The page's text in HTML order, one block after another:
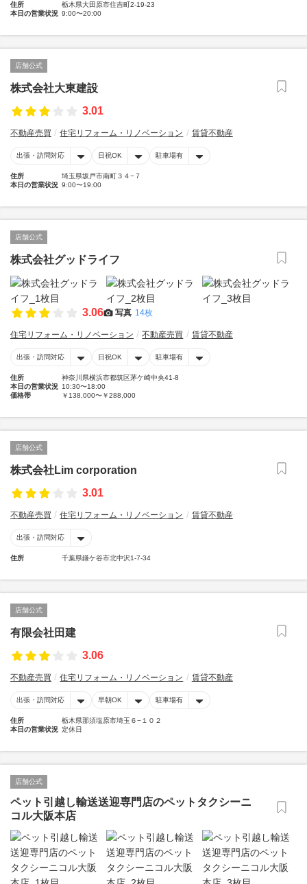
住所
栃木県大田原市住吉町2-19-23
本日の営業状況 9:00〜20:00
店舗公式
株式会社大東建設
3.01
不動産売買 住宅リフォーム・リノベーション 賃貸不動産
出張・訪問対応 日祝OK 駐車場有
住所
埼玉県坂戸市南町３４−７
本日の営業状況 9:00〜19:00
店舗公式
株式会社グッドライフ
3.06 写真 14枚
住宅リフォーム・リノベーション 不動産売買 賃貸不動産
出張・訪問対応 日祝OK 駐車場有
住所
神奈川県横浜市都筑区茅ケ崎中央41-8
本日の営業状況 10:30〜18:00
価格帯
￥138,000〜￥288,000
店舗公式
株式会社Lim corporation
3.01
不動産売買 住宅リフォーム・リノベーション 賃貸不動産
出張・訪問対応
住所 千葉県鎌ケ谷市北中沢1-7-34
店舗公式
有限会社田建
3.06
不動産売買 住宅リフォーム・リノベーション 賃貸不動産
出張・訪問対応 早朝OK 駐車場有
住所
栃木県那須塩原市埼玉６−１０２
本日の営業状況 定休日
店舗公式
ペット引越し輸送送迎専門店のペットタクシーニ
コル大阪本店